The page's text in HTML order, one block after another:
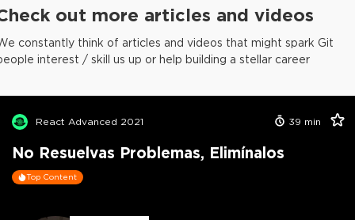
out more articles and videos
constantly think of articles and videos that might spark Git
interest / skill us up or help building a stellar career
React Advanced 2021 39 min
No Resuelvas Problemas, Elimínalos
Top Content